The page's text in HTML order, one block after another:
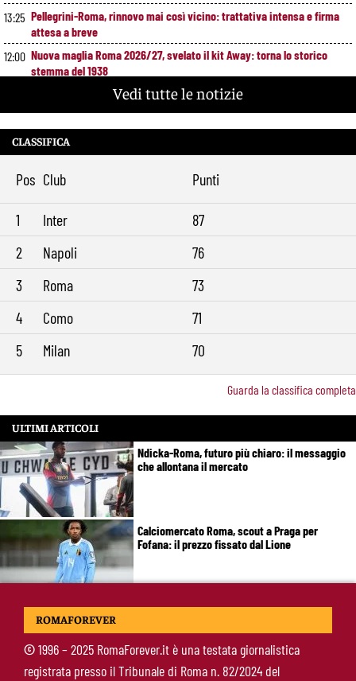
13:25 Pellegrini-Roma, rinnovo mai così vicino: trattativa intensa e firma
attesa a breve
12:00 Nuova maglia Roma 2026/27, svelato il kit Away: torna lo storico
stemma del 1938
Alajbegovic, Pjanic svela il ruolo: perché il talento seguito dalla Roma
ha scelto la Juventus
9:29
Roma, il mercato ora è nelle sue mani: dopo Molina manca soltanto
l’ala
Vedi tutte le notizie
CLASSIFICA
Pos Club Punti
1 Inter
87
2
Napoli
76
3
Roma
73
4
Como
71
5
Milan 70
Guarda la classifica completa
ULTIMI ARTICOLI
Ndicka-Roma, futuro più chiaro: il messaggio
che allontana il mercato
Calciomercato Roma, scout a Praga per
Fofana: il prezzo fissato dal Lione
Calciomercato Roma, Kumbulla verso il Rayo
ROMAFOREVER
©1996 – 2025 RomaForever.it è una testata giornalistica
registrata presso il Tribunale di Roma n. 82/2024 del